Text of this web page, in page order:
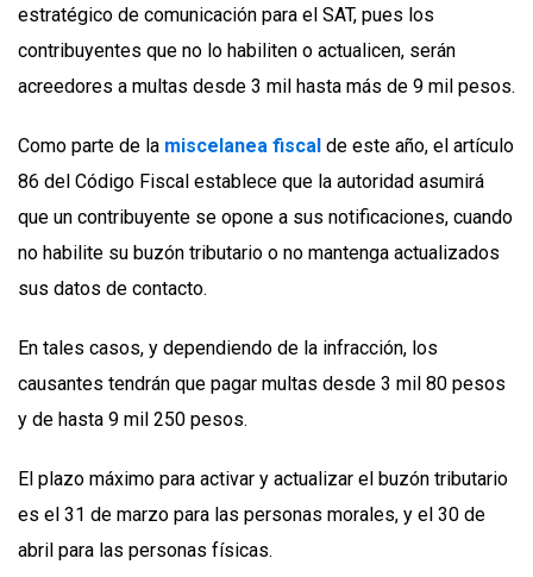
estratégico de comunicación para el SAT, pues los
contribuyentes que no lo habiliten o actualicen, serán
acreedores a multas desde 3 mil hasta más de 9 mil pesos.
Como parte de la miscelanea fiscal de este año, el artículo
86 del Código Fiscal establece que la autoridad asumirá
que un contribuyente se opone a sus notificaciones, cuando
no habilite su buzón tributario o no mantenga actualizados
sus datos de contacto.
En tales casos, y dependiendo de la infracción, los
causantes tendrán que pagar multas desde 3 mil 80 pesos
y de hasta 9 mil 250 pesos.
El plazo máximo para activar y actualizar el buzón tributario
es el 31 de marzo para las personas morales, y el 30 de
abril para las personas físicas.